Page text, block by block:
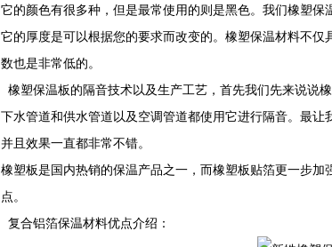
它的颜色有很多种，但是最常使用的则是黑色。我们橡塑
它的厚度是可以根据您的要求而改变的。橡塑保温材料不
数也是非常低的。
橡塑保温板的隔音技术以及生产工艺，首先我们先来说说
下水管道和供水管道以及空调管道都使用它进行隔音。最
并且效果一直都非常不错。
橡塑板是国内热销的保温产品之一，而橡塑板贴箔更一步
点。
复合铝箔保温材料优点介绍：